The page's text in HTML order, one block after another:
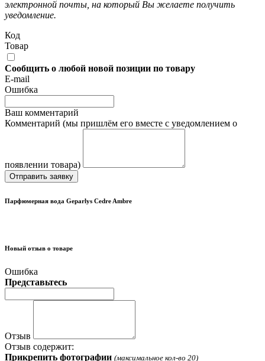
электронной почты, на который Вы желаете получить
уведомление.
Код
Товар
Сообщить о любой новой позиции по товару
E-mail
Ошибка
Ваш комментарий
Комментарий (мы пришлём его вместе с уведомлением о
появлении товара)
Отправить заявку
Парфюмерная вода Geparlys Cedre Ambre
Новый отзыв о товаре
Ошибка
Представьтесь
Отзыв
Отзыв содержит:
Прикрепить фотографии (максимальное кол-во 20)